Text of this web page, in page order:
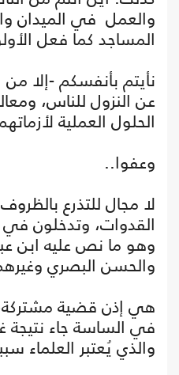
والعمل في الميدان
المساجد كما فعل
نأيتم بأنفسكم -إلا
عن النزول للناس،
الحلول العملية
وعفوا..
لا مجال للتذرع
القدوات، وتدخلون
وهو ما نص عليه ابن
والحسن البصري
هي إذن قضية مشتركة،
في الساسة جاء نتيجة
والذي يُعتبر العلماء